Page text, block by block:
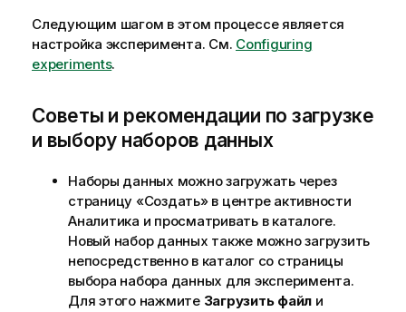
Следующим шагом в этом процессе является
настройка эксперимента. См. Configuring
experiments.
Советы и рекомендации по загрузке
и выбору наборов данных
Наборы данных можно загружать через
страницу «Создать» в центре активности
Аналитика и просматривать в каталоге.
Новый набор данных также можно загрузить
непосредственно в каталог со страницы
выбора набора данных для эксперимента.
Для этого нажмите Загрузить файл и